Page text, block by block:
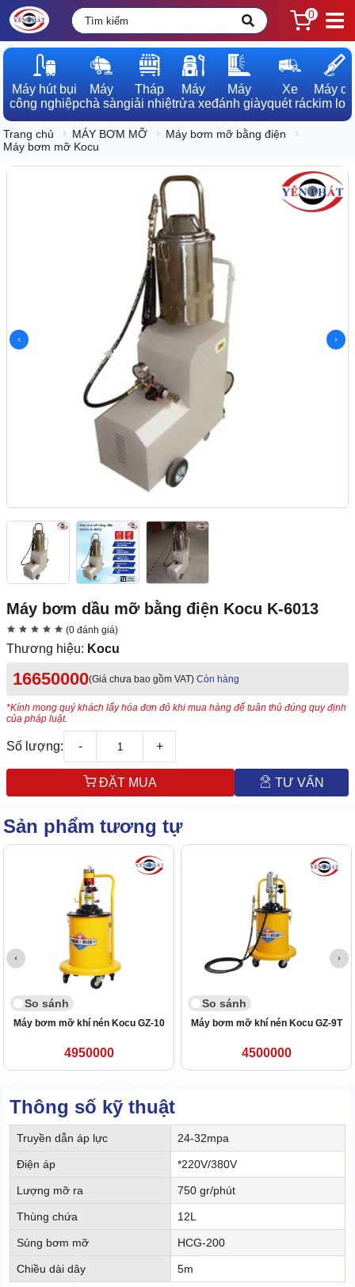
0
Máy hút bụi
công nghiệp
Máy
chà sàn
Tháp
giải nhiệt
Máy
rửa xe
Máy
đánh giày
Xe
quét rác
Máy dò
kim loại
Trang chủ MÁY BƠM MỠ
Máy bơm mỡ bằng điện
Máy bơm mỡ Kocu
Máy bơm dầu mỡ bằng điện Kocu K-6013
(0 đánh giá)
Thương hiệu: Kocu
16650000(Giá chưa bao gồm VAT) Còn hàng
*Kính mong quý khách lấy hóa đơn đỏ khi mua hàng để tuân thủ đúng quy định
của pháp luật.
Số lượng: - +
ĐẶT MUA TƯ VẤN
Sản phẩm tương tự
So sánh
Máy bơm mỡ khí nén Kocu GZ-10
4950000
So sánh
Máy bơm mỡ khí nén Kocu GZ-9T
4500000
Thông số kỹ thuật
Truyền dẫn áp lực 24-32mpa
Điện áp *220V/380V
Lượng mỡ ra 750 gr/phút
Thùng chứa 12L
Súng bơm mỡ HCG-200
Chiều dài dây 5m